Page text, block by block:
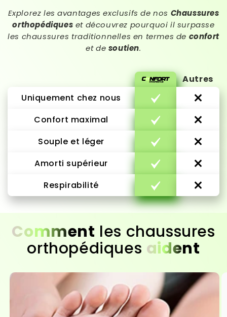
Explorez les avantages exclusifs de nos Chaussures
orthopédiques et découvrez pourquoi il surpasse
les chaussures traditionnelles en termes de confort
et de soutien.
Autres
Uniquement chez nous
Confort maximal
Souple et léger
Amorti supérieur
Respirabilité
Comment les chaussures
orthopédiques aident